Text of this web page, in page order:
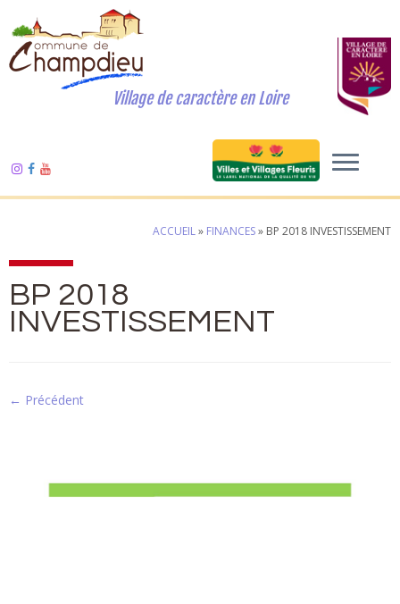
Village de caractère en Loire
ACCUEIL» FINANCES» BP 2018 INVESTISSEMENT
BP 2018
INVESTISSEMENT
← Précédent